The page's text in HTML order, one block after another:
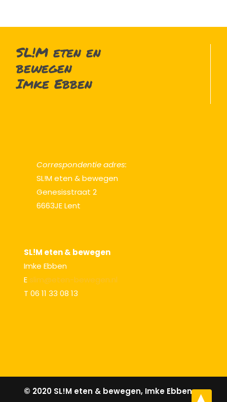
SL!M eten en
bewegen
Imke Ebben
Correspondentie adres:
SL!M eten & bewegen
Genesisstraat 2
6663JE Lent
SL!M eten & bewegen
Imke Ebben
E slim@eten-bewegen.nl
T 06 11 33 08 13
© 2020 SL!M eten & bewegen, Imke Ebben
➤